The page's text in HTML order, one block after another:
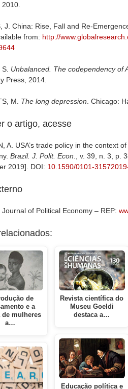
J. China: Rise, Fall and Re-
from: http://
Unbalanced. The codependency of
Press, 2014.
M. The long depression . Chicago:
o artigo, acesse
A. USA’s trade policy in the context
Brazil. J. Polit. Econ ., v. 39, n. 3, p.
2019]. DOI: 10.1590/0101-
Journal of Political Economy – REP:
de
e a
de mulheres
a…
Revista científica do
Museu Goeldi
destaca a…
Educação política e